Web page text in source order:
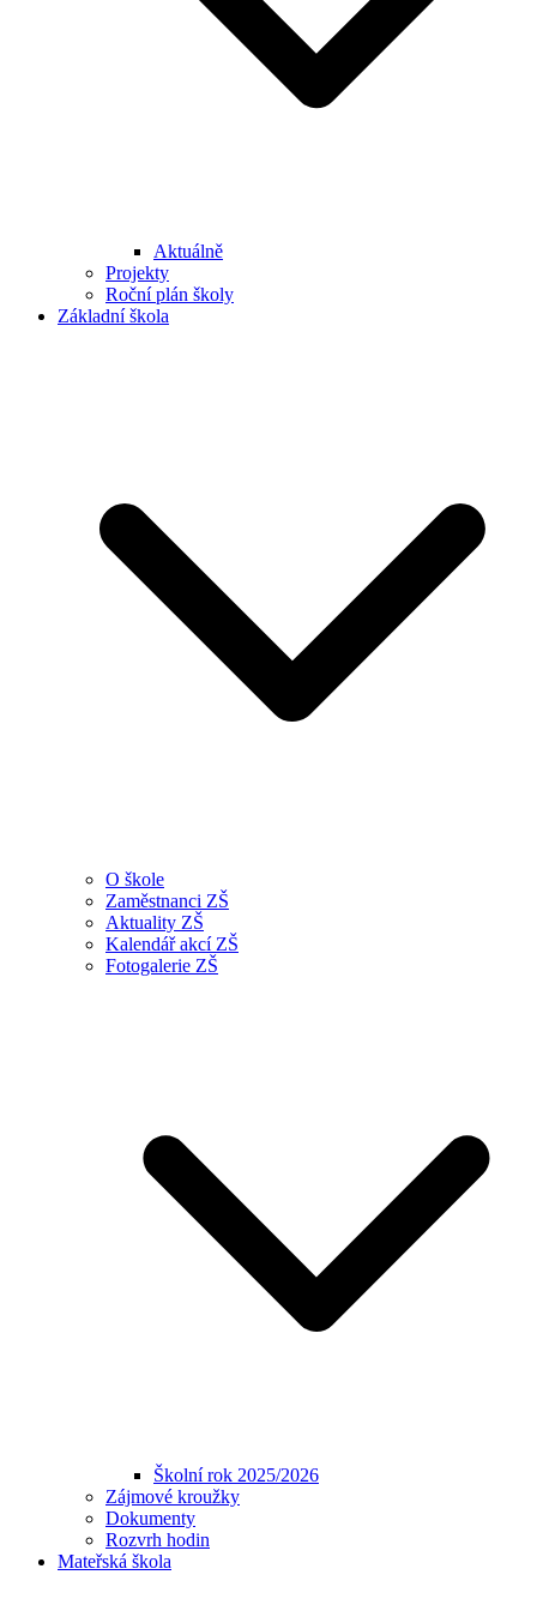
Aktuálně
Projekty
Roční plán školy
Základní škola
O škole
Zaměstnanci ZŠ
Aktuality ZŠ
Kalendář akcí ZŠ
Fotogalerie ZŠ
Školní rok 2025/2026
Zájmové kroužky
Dokumenty
Rozvrh hodin
Mateřská škola